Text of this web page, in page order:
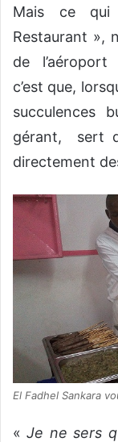
Mais ce qui
Restaurant »,
de l’aéroport
c’est que,
succulences
gérant, sert
directement
El Fadhel Sankara
« Je ne sers